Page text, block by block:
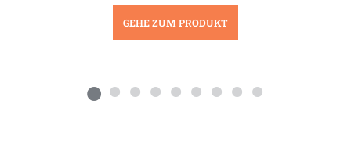
GEHE ZUM PRODUKT